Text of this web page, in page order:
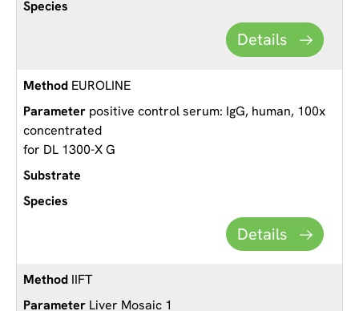
Details
EUROLINE
positive control serum: IgG, human, 100x
concentrated
for DL 1300-X G
Details
IIFT
Liver Mosaic 1